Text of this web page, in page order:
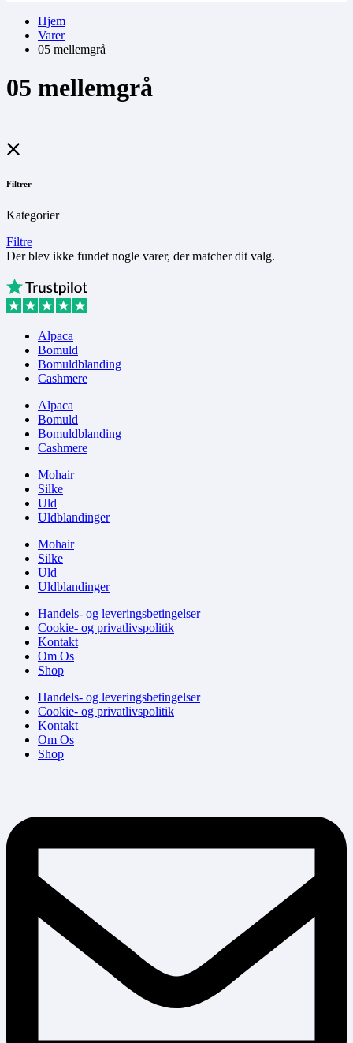
Hjem
Varer
05 mellemgrå
05 mellemgrå
Filtrer
Kategorier
Filtre
Der blev ikke fundet nogle varer, der matcher dit valg.
Alpaca
Bomuld
Bomuldblanding
Cashmere
Alpaca
Bomuld
Bomuldblanding
Cashmere
Mohair
Silke
Uld
Uldblandinger
Mohair
Silke
Uld
Uldblandinger
Handels- og leveringsbetingelser
Cookie- og privatlivspolitik
Kontakt
Om Os
Shop
Handels- og leveringsbetingelser
Cookie- og privatlivspolitik
Kontakt
Om Os
Shop